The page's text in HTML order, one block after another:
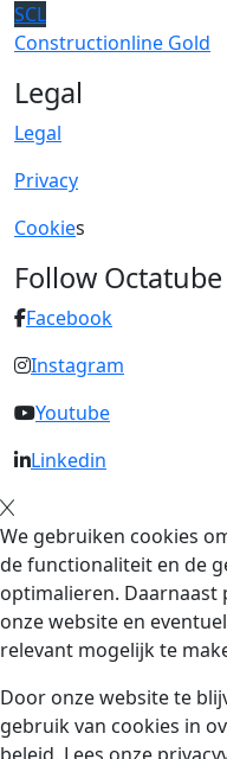
SCL
Constructionline Gold
Legal
Legal
Privacy
Cookies
Follow Octatube
Facebook
Instagram
Youtube
Linkedin
We gebruiken cookies
de functionaliteit en de
optimalieren. Daarnaast
onze website en
relevant mogelijk te
Door onze website te
gebruik van cookies in